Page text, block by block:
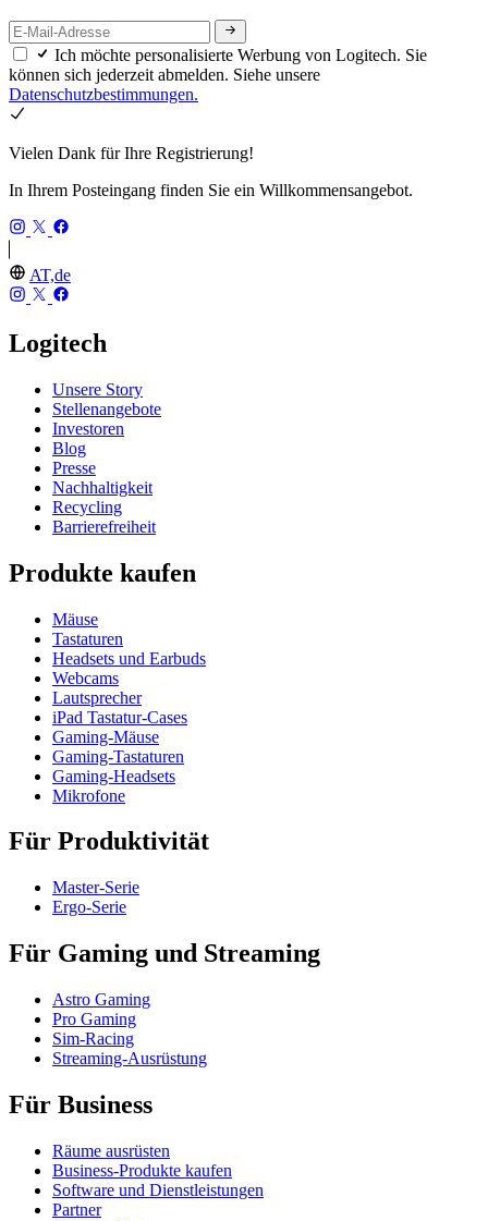
Ich möchte personalisierte Werbung von Logitech. Sie
können sich jederzeit abmelden. Siehe unsere
Datenschutzbestimmungen.
Vielen Dank für Ihre Registrierung!
In Ihrem Posteingang finden Sie ein Willkommensangebot.
AT,de
Logitech
Unsere Story
Stellenangebote
Investoren
Blog
Presse
Nachhaltigkeit
Recycling
Barrierefreiheit
Produkte kaufen
Mäuse
Tastaturen
Headsets und Earbuds
Webcams
Lautsprecher
iPad Tastatur-Cases
Gaming-Mäuse
Gaming-Tastaturen
Gaming-Headsets
Mikrofone
Für Produktivität
Master-Serie
Ergo-Serie
Für Gaming und Streaming
Astro Gaming
Pro Gaming
Sim-Racing
Streaming-Ausrüstung
Für Business
Räume ausrüsten
Business-Produkte kaufen
Software und Dienstleistungen
Partner